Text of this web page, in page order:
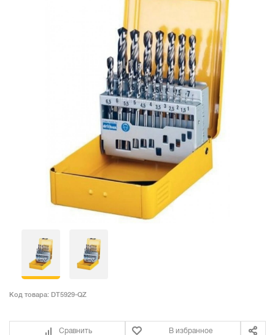
Код товара: DT5929-QZ
Сравнить В избранное